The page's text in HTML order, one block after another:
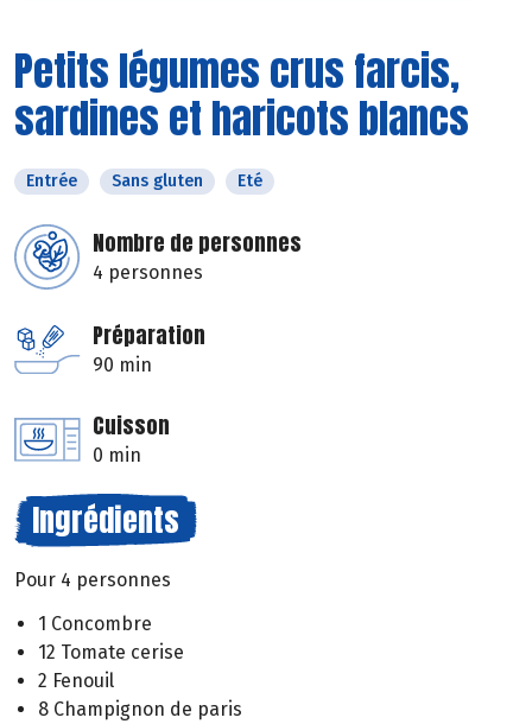
Petits légumes crus farcis,
sardines et haricots blancs
Entrée Sans gluten Eté
Nombre de personnes
4 personnes
Préparation
90 min
Cuisson
0 min
Ingrédients
Pour 4 personnes
1 Concombre
12 Tomate cerise
2 Fenouil
8 Champignon de paris